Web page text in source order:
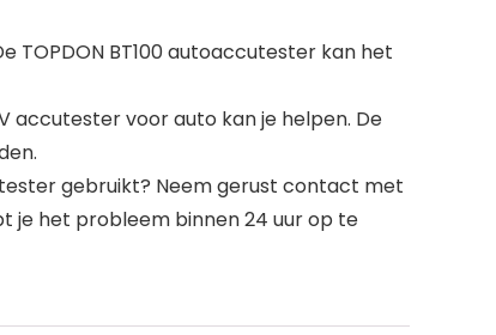
TOPDON BT100 autoaccutester kan het
accutester voor auto kan je helpen. De
gebruikt? Neem gerust contact met
je het probleem binnen 24 uur op te